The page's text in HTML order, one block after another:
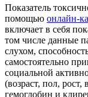
Показатель
помощью онлайн-
включает в себя
том числе данные
слухом,
самостоятельно
социальной
(возраст, пол,
гемоглобин и